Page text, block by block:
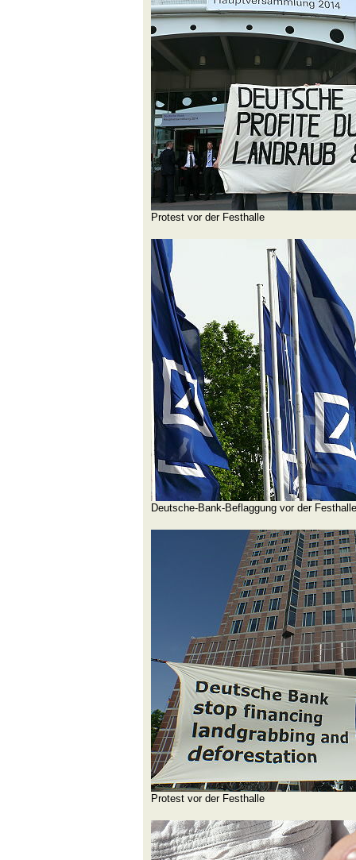
Protest vor der Festhalle
Deutsche-Bank-Beflaggung vor der Festhalle
Protest vor der Festhalle